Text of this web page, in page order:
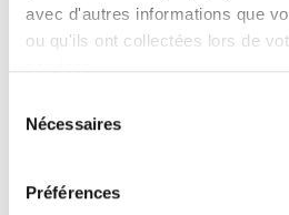
avec d'autres informations que
ou qu'ils ont collectées lors de
Nécessaires
Préférences
leur usure et leur bon
Nettoyage
(intérieure et extérieure)
Vérifications sécurité